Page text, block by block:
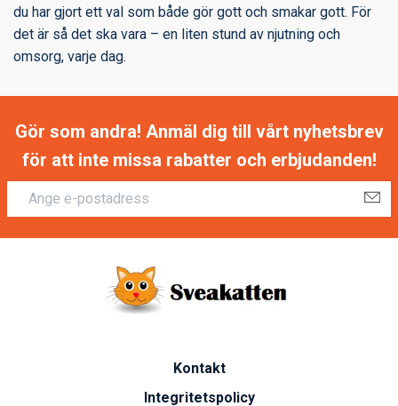
du har gjort ett val som både gör gott och smakar gott. För
det är så det ska vara – en liten stund av njutning och
omsorg, varje dag.
Gör som andra! Anmäl dig till vårt nyhetsbrev
för att inte missa rabatter och erbjudanden!
Kontakt
Integritetspolicy